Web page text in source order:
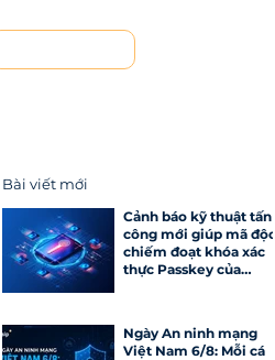
Bài viết mới
Cảnh báo kỹ thuật tấn
công mới giúp mã độc
chiếm đoạt khóa xác
thực Passkey của
Ngày An ninh mạng
Việt Nam 6/8: Mỗi cá